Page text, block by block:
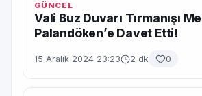
GÜNCEL
Vali Buz Duvarı Tırmanışı
Palandöken’e Davet Etti!
15 Aralık 2024 23:23 2 dk 0